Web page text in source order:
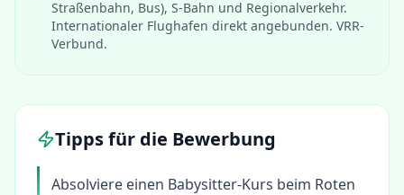
Straßenbahn, Bus), S-Bahn und Regionalverkehr.
Internationaler Flughafen direkt angebunden. VRR-
Verbund.
Tipps für die Bewerbung
Absolviere einen Babysitter-Kurs beim Roten